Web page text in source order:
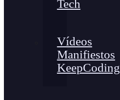
Tech
Vídeos
Manifiestos
KeepCoding